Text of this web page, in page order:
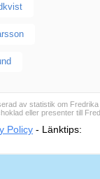
av statistik om
eller presenter till
Policy - Länktips: